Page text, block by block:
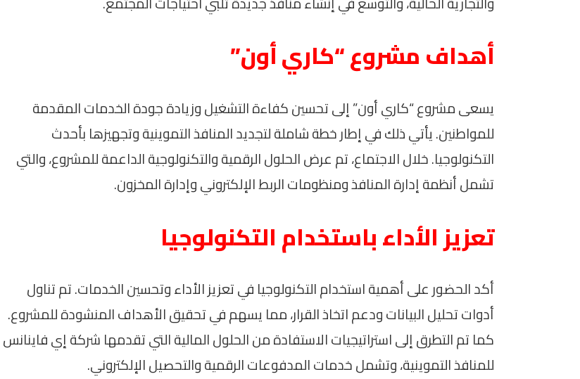
أهداف مشروع “كاري أون”
يسعى مشروع “كاري أون” إلى تحسين كفاءة التشغيل وزيادة جودة الخدمات المقدمة
للمواطنين. يأتي ذلك في إطار خطة شاملة لتجديد المنافذ التموينية وتجهيزها بأحدث
التكنولوجيا. خلال الاجتماع، تم عرض الحلول الرقمية والتكنولوجية الداعمة للمشروع، والتي
تشمل أنظمة إدارة المنافذ ومنظومات الربط الإلكتروني وإدارة المخزون.
تعزيز الأداء باستخدام التكنولوجيا
أكد الحضور على أهمية استخدام التكنولوجيا في تعزيز الأداء وتحسين الخدمات. تم تناول
أدوات تحليل البيانات ودعم اتخاذ القرار، مما يسهم في تحقيق الأهداف المنشودة للمشروع.
كما تم التطرق إلى استراتيجيات الاستفادة من الحلول المالية التي تقدمها شركة إي فاينانس
للمنافذ التموينية، وتشمل خدمات المدفوعات الرقمية والتحصيل الإلكتروني.